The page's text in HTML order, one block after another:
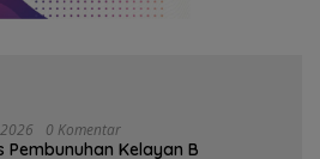
0 Komentar
Pembunuhan Kelayan B